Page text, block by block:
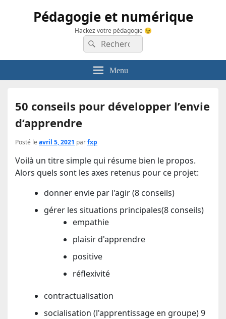
Pédagogie et numérique
Hackez votre pédagogie 😉
Recherche :
Rechercher
Menu
50 conseils pour développer l’envie
d’apprendre
Posté le avril 5, 2021 parfxp
Voilà un titre simple qui résume bien le propos.
Alors quels sont les axes retenus pour ce projet:
donner envie par l'agir (8 conseils)
gérer les situations principales(8 conseils)
empathie
plaisir d'apprendre
positive
réflexivité
contractualisation
socialisation (l'apprentissage en groupe) 9